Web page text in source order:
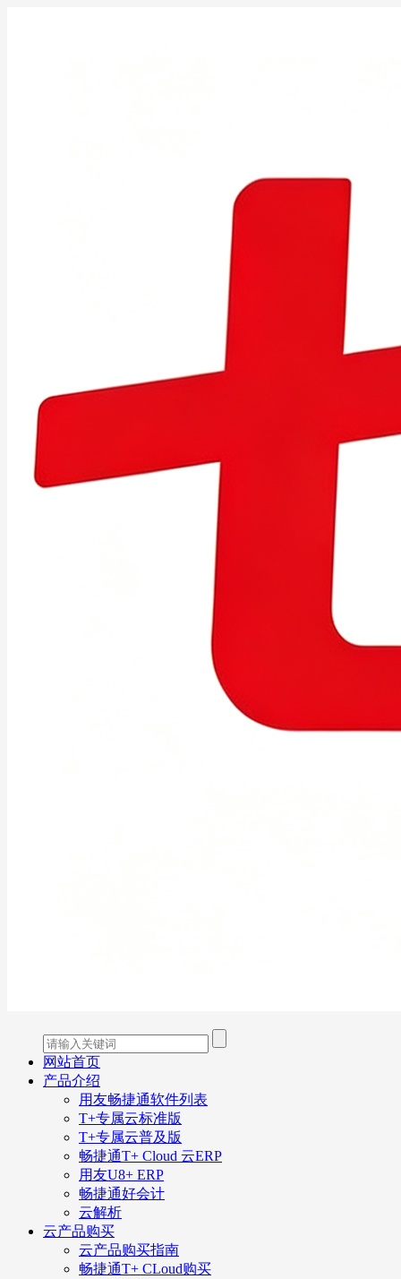
网站首页
产品介绍
用友畅捷通软件列表
T+专属云标准版
T+专属云普及版
畅捷通T+ Cloud 云ERP
用友U8+ ERP
畅捷通好会计
云解析
云产品购买
云产品购买指南
畅捷通T+ CLoud购买